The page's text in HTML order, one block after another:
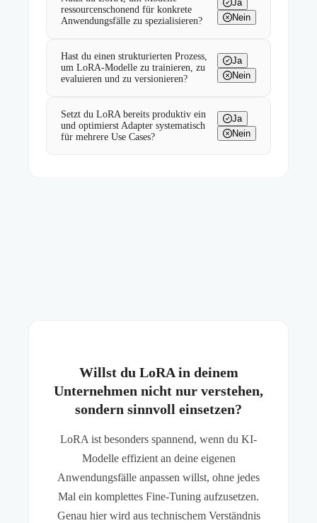
ressourcenschonend für konkrete
Anwendungsfälle zu spezialisieren?
Ja
Nein
Hast du einen strukturierten Prozess,
um LoRA-Modelle zu trainieren, zu
evaluieren und zu versionieren?
Ja
Nein
Setzt du LoRA bereits produktiv ein
und optimierst Adapter systematisch
für mehrere Use Cases?
Ja
Nein
Willst du LoRA in deinem
Unternehmen nicht nur verstehen,
sondern sinnvoll einsetzen?
LoRA ist besonders spannend, wenn du KI-
Modelle effizient an deine eigenen
Anwendungsfälle anpassen willst, ohne jedes
Mal ein komplettes Fine-Tuning aufzusetzen.
Genau hier wird aus technischem Verständnis